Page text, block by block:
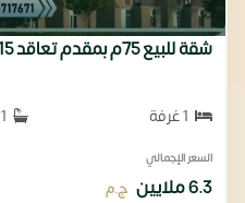
شقة للبيع 75م بمقدم تعاقد 315 الف
السعر الإجمالي
6.3 ملايين ج.م